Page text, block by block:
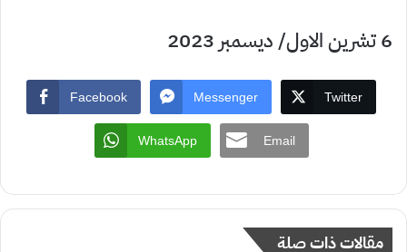
6 تشرين الاول/ ديسمبر 2023
Facebook Messenger Twitter
WhatsApp Email
مقالات ذات صلة